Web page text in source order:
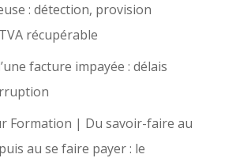
: détection, provision
récupérable
facture impayée : délais
Formation | Du savoir-faire au
au se faire payer : le